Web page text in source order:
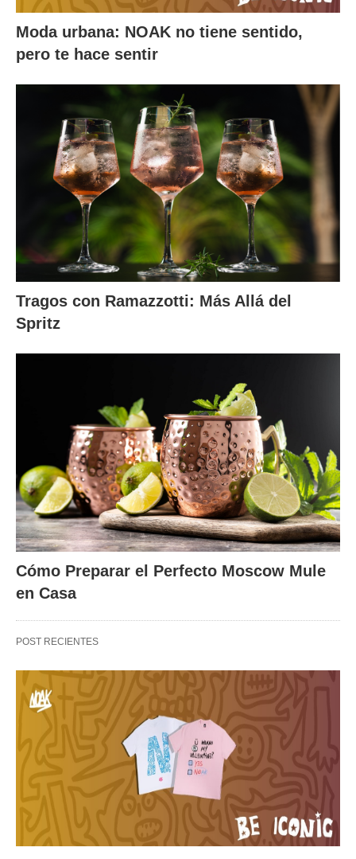
Moda urbana: NOAK no tiene sentido,
pero te hace sentir
Tragos con Ramazzotti: Más Allá del
Spritz
Cómo Preparar el Perfecto Moscow Mule
en Casa
POST RECIENTES